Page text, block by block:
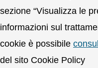
sezione “Visualizza le
informazioni sul
cookie è possibile
del sito Cookie Policy